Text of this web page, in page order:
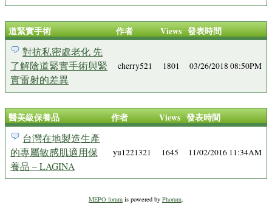
道緊實手術 作者 Views 發表時間
對抗私密處老化 先
了解陰道緊實手術與緊
實雷射的差異
cherry521 1801 03/26/2018 08:50PM
醫美級保養品 作者 Views 發表時間
台灣在地製造生產
的專屬敏感肌適用保
養品 – LAGINA
yu1221321 1645 11/02/2016 11:34AM
MEPO forum is powered by Phorum.